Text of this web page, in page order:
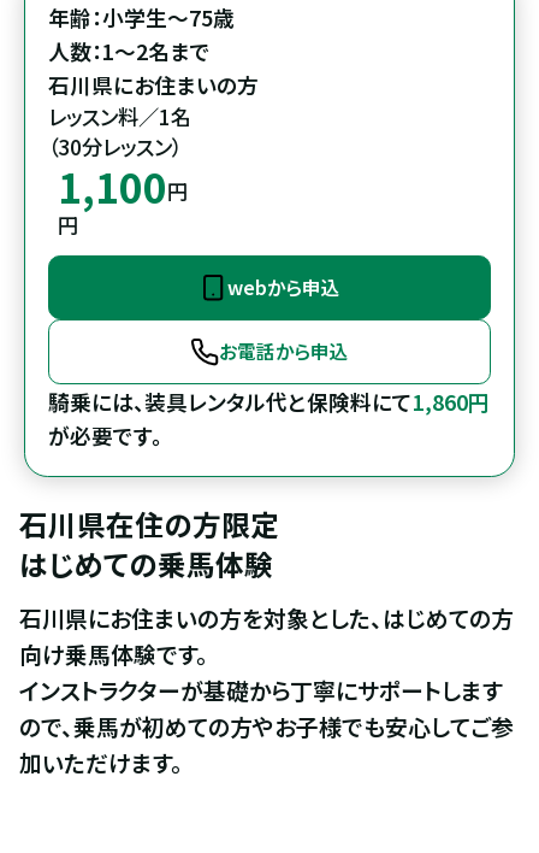
年齢：小学生～75歳
人数：1～2名まで
石川県にお住まいの方
レッスン料／1名
（30分レッスン）
1,100円
円
webから申込
お電話から申込
騎乗には、装具レンタル代と保険料にて1,860円
が必要です。
石川県在住の方限定
はじめての乗馬体験
石川県にお住まいの方を対象とした、はじめての方
向け乗馬体験です。
インストラクターが基礎から丁寧にサポートします
ので、乗馬が初めての方やお子様でも安心してご参
加いただけます。